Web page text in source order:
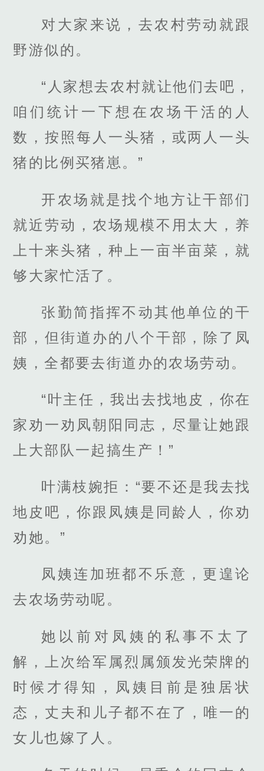
对大家来说，去农村劳动就跟
野游似的。
“人家想去农村就让他们去吧，
咱们统计一下想在农场干活的人
数，按照每人一头猪，或两人一头
猪的比例买猪崽。”
开农场就是找个地方让干部们
就近劳动，农场规模不用太大，养
上十来头猪，种上一亩半亩菜，就
够大家忙活了。
张勤简指挥不动其他单位的干
部，但街道办的八个干部，除了凤
姨，全都要去街道办的农场劳动。
“叶主任，我出去找地皮，你在
家劝一劝凤朝阳同志，尽量让她跟
上大部队一起搞生产！”
叶满枝婉拒：“要不还是我去找
地皮吧，你跟凤姨是同龄人，你劝
劝她。”
凤姨连加班都不乐意，更遑论
去农场劳动呢。
她以前对凤姨的私事不太了
解，上次给军属烈属颁发光荣牌的
时候才得知，凤姨目前是独居状
态，丈夫和儿子都不在了，唯一的
女儿也嫁了人。